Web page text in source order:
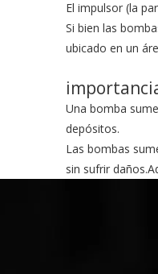
El impulsor (la
Si bien las
ubicado en un
Una bomba
depósitos.
Las bombas
sin sufrir